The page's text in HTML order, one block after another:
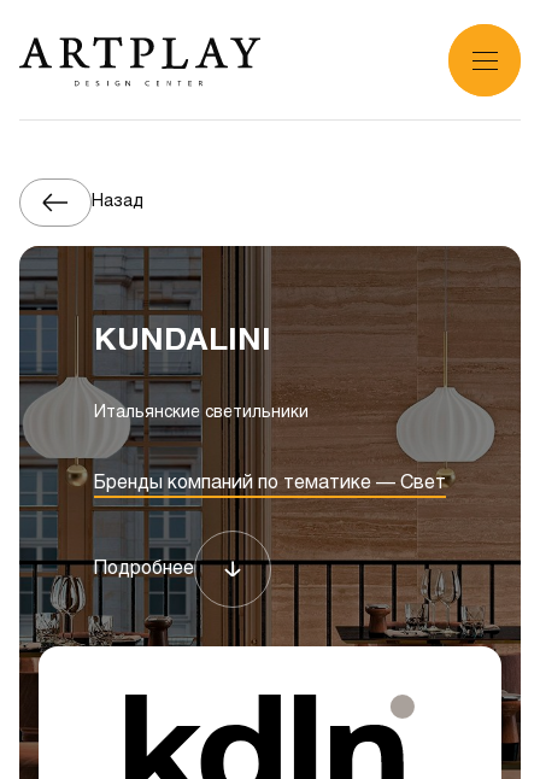
Назад
KUNDALINI
Итальянские светильники
Бренды компаний по тематике — Свет
Подробнее